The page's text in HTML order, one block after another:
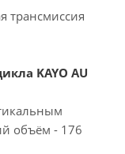
трансмиссия
KAYO AU
объём - 176